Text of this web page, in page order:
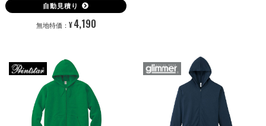
自動見積り
無地特価： ¥ 4,190